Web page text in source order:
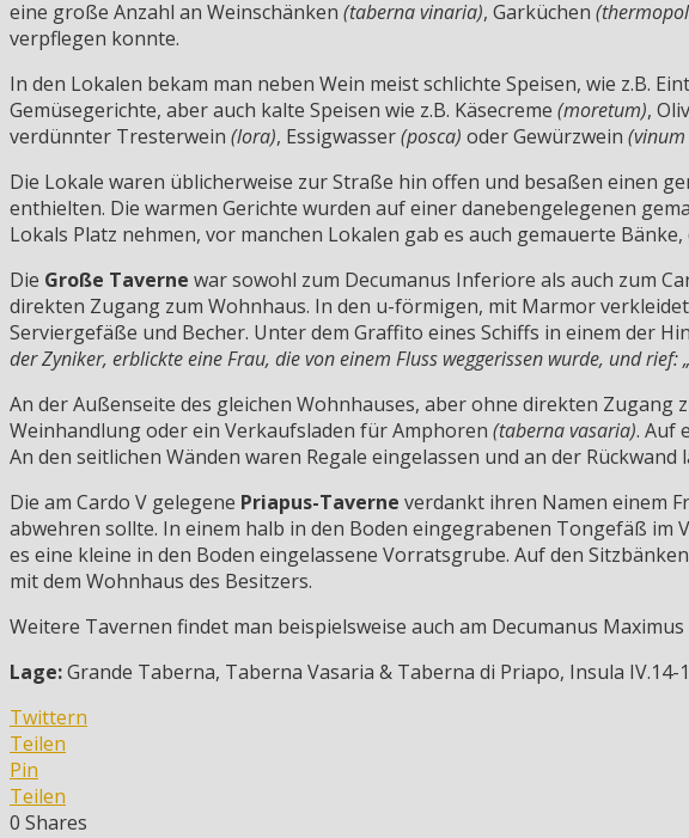
eine große Anzahl an Weinschänken (taberna vinaria), Garküchen
verpflegen konnte.
In den Lokalen bekam man neben Wein meist schlichte Speisen, wie z.B.
Gemüsegerichte, aber auch kalte Speisen wie z.B. Käsecreme (moretum),
verdünnter Tresterwein (lora), Essigwasser(posca) oder Gewürzwein
Die Lokale waren üblicherweise zur Straße hin offen und besaßen einen
enthielten. Die warmen Gerichte wurden auf einer danebengelegenen
Lokals Platz nehmen, vor manchen Lokalen gab es auch gemauerte
Die Große Taverne war sowohl zum Decumanus Inferiore als auch zum
direkten Zugang zum Wohnhaus. In den u-förmigen, mit Marmor
Serviergefäße und Becher. Unter dem Graffito eines Schiffs in einem der
der Zyniker, erblickte eine Frau, die von einem Fluss weggerissen wurde, und
An der Außenseite des gleichen Wohnhauses, aber ohne direkten Zugang
Weinhandlung oder ein Verkaufsladen für Amphoren (taberna vasaria). Auf
An den seitlichen Wänden waren Regale eingelassen und an der
Die am Cardo V gelegene Priapus-Taverne verdankt ihren Namen einem
abwehren sollte. In einem halb in den Boden eingegrabenen Tongefäß
es eine kleine in den Boden eingelassene Vorratsgrube. Auf den
mit dem Wohnhaus des Besitzers.
Weitere Tavernen findet man beispielsweise auch am Decumanus
Lage:Grande Taberna, Taberna Vasaria & Taberna di Priapo, Insula
Twittern
Teilen
Pin
Teilen
0 Shares